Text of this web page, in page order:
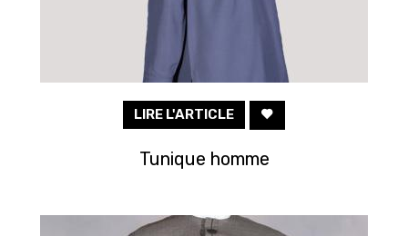
LIRE L'ARTICLE
Tunique homme